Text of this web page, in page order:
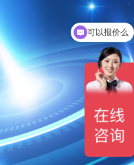
可以报价么